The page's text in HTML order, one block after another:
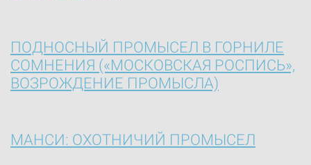
ПОДНОСНЫЙ ПРОМЫСЕЛ В ГОРНИЛЕ
СОМНЕНИЯ («МОСКОВСКАЯ РОСПИСЬ»,
ВОЗРОЖДЕНИЕ ПРОМЫСЛА)
МАНСИ: ОХОТНИЧИЙ ПРОМЫСЕЛ